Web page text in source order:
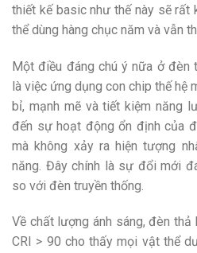
thiết kế basic như thế này sẽ rất
thể dùng hàng chục năm và vẫn
Một điều đáng chú ý nữa ở đèn
là việc ứng dụng con chip thế hệ
bỉ, mạnh mẽ và tiết kiệm năng
đến sự hoạt động ổn định của
mà không xảy ra hiện tượng
năng. Đây chính là sự đổi mới
so với đèn truyền thống.
Về chất lượng ánh sáng, đèn
CRI > 90 cho thấy mọi vật thể